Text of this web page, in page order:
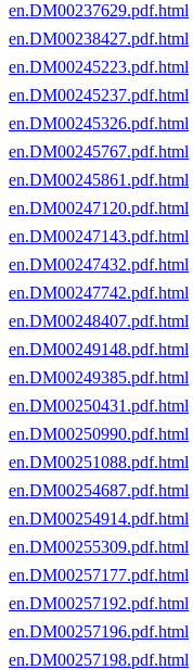
en.DM00237629.pdf.html
en.DM00238427.pdf.html
en.DM00245223.pdf.html
en.DM00245237.pdf.html
en.DM00245326.pdf.html
en.DM00245767.pdf.html
en.DM00245861.pdf.html
en.DM00247120.pdf.html
en.DM00247143.pdf.html
en.DM00247432.pdf.html
en.DM00247742.pdf.html
en.DM00248407.pdf.html
en.DM00249148.pdf.html
en.DM00249385.pdf.html
en.DM00250431.pdf.html
en.DM00250990.pdf.html
en.DM00251088.pdf.html
en.DM00254687.pdf.html
en.DM00254914.pdf.html
en.DM00255309.pdf.html
en.DM00257177.pdf.html
en.DM00257192.pdf.html
en.DM00257196.pdf.html
en.DM00257198.pdf.html